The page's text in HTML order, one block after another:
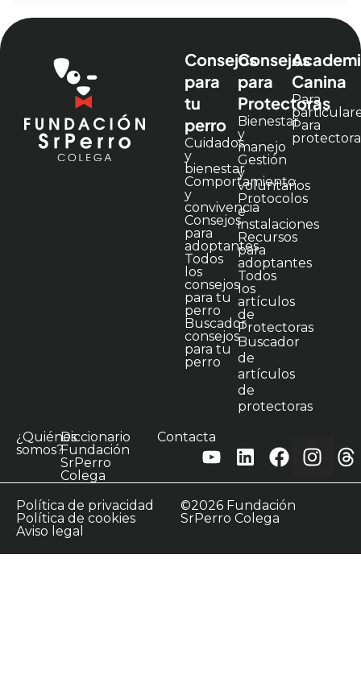
Consejos
para
tu
perro
Cuidados
y
bienestar
Comportamiento
y
convivencia
Consejos
para
adoptantes
Todos
los
consejos
para tu
perro
Buscador
consejos
para tu
perro
Consejos
para
Protectoras
Bienestar
y
manejo
Gestión
y
voluntarios
Protocolos
e
instalaciones
Recursos
para
adoptantes
Todos
los
artículos
de
Protectoras
Buscador
de
artículos
de
protectoras
Canina
Para
Para
¿Quiénes
somos?
Diccionario
Fundación
SrPerro
Colega
Contacta
Política de privacidad
Política de cookies
Aviso legal
©2026 Fundación
SrPerro Colega